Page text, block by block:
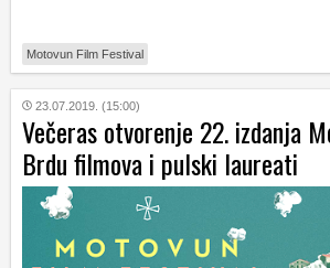
Motovun Film Festival
23.07.2019. (15:00)
Večeras otvorenje 22. izdanja
Brdu filmova i pulski laureati